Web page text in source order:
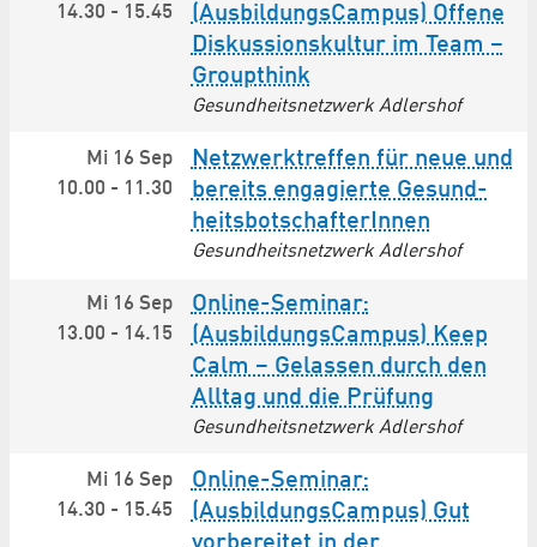
14.30 - 15.45
(AusbildungsCampus) Offene
Diskussionskultur im Team –
Groupthink
Gesundheitsnetzwerk Adlershof
Mi 16 Sep
10.00 - 11.30
Netzwerktreffen für neue und
bereits engagierte Gesund­
heits­botschafterInnen
Gesundheitsnetzwerk Adlershof
Mi 16 Sep
13.00 - 14.15
Online-Seminar:
(AusbildungsCampus) Keep
Calm – Gelassen durch den
Alltag und die Prüfung
Gesundheitsnetzwerk Adlershof
Mi 16 Sep
14.30 - 15.45
Online-Seminar:
(AusbildungsCampus) Gut